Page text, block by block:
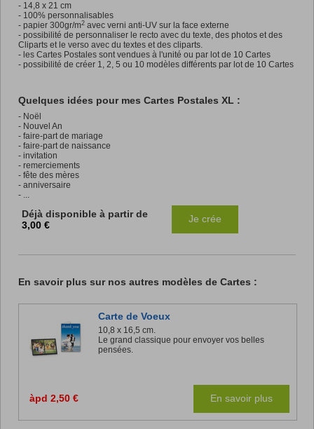
- 14,8 x 21 cm
- 100% personnalisables
- papier 300gr/m2 avec verni anti-UV sur la face externe
- possibilité de personnaliser le recto avec du texte, des photos et des
Cliparts et le verso avec du textes et des cliparts.
- les Cartes Postales sont vendues à l'unité ou par lot de 10 Cartes
- possibilité de créer 1, 2, 5 ou 10 modèles différents par lot de 10 Cartes
Quelques idées pour mes Cartes Postales XL :
- Noël
- Nouvel An
- faire-part de mariage
- faire-part de naissance
- invitation
- remerciements
- fête des mères
- anniversaire
- ...
Déjà disponible à partir de
3,00 €
Je crée
En savoir plus sur nos autres modèles de Cartes :
Carte de Voeux
10,8 x 16,5 cm.
Le grand classique pour envoyer vos belles
pensées.
àpd 2,50 € En savoir plus